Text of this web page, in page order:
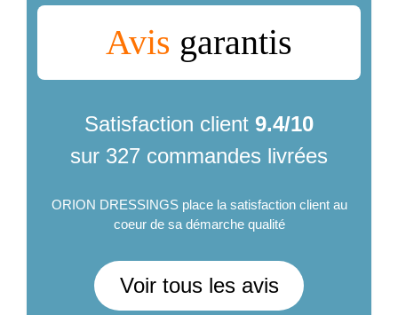
Avis garantis
Satisfaction client 9.4/10
sur 327 commandes livrées
ORION DRESSINGS place la satisfaction client au
coeur de sa démarche qualité
Voir tous les avis